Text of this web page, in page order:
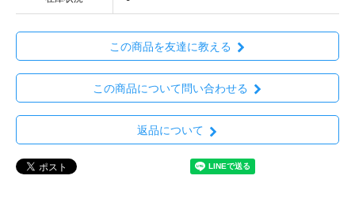
この商品を友達に教える
この商品について問い合わせる
返品について